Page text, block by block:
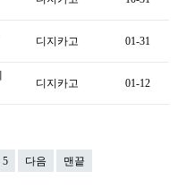
디지카고 01-31
디지카고 01-12
5 다음 맨끝